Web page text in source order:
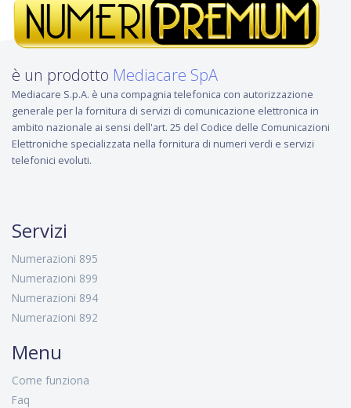
è un prodotto Mediacare SpA
Mediacare S.p.A. è una compagnia telefonica con autorizzazione
generale per la fornitura di servizi di comunicazione elettronica in
ambito nazionale ai sensi dell'art. 25 del Codice delle Comunicazioni
Elettroniche specializzata nella fornitura di numeri verdi e servizi
telefonici evoluti.
Servizi
Numerazioni 895
Numerazioni 899
Numerazioni 894
Numerazioni 892
Menu
Come funziona
Faq